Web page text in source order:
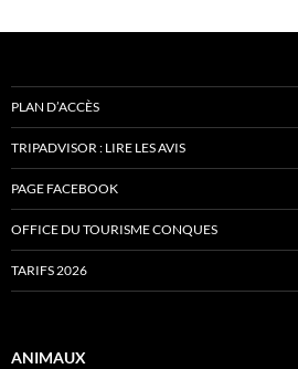
PLAN D’ACCÈS
TRIPADVISOR : LIRE LES AVIS
PAGE FACEBOOK
OFFICE DU TOURISME CONQUES
TARIFS 2026
ANIMAUX